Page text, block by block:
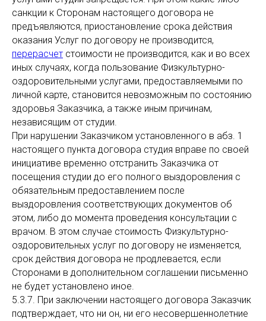
санкции к Сторонам настоящего договора не
предъявляются, приостановление срока действия
оказания Услуг по договору не производится,
перерасчет стоимости не производится, как и во всех
иных случаях, когда пользование Физкультурно-
оздоровительными услугами, предоставляемыми по
личной карте, становится невозможным по состоянию
здоровья Заказчика, а также иным причинам,
независящим от студии.
При нарушении Заказчиком установленного в абз. 1
настоящего пункта договора студия вправе по своей
инициативе временно отстранить Заказчика от
посещения студии до его полного выздоровления с
обязательным предоставлением после
выздоровления соответствующих документов об
этом, либо до момента проведения консультации с
врачом. В этом случае стоимость Физкультурно-
оздоровительных услуг по договору не изменяется,
срок действия договора не продлевается, если
Сторонами в дополнительном соглашении письменно
не будет установлено иное.
5.3.7. При заключении настоящего договора Заказчик
подтверждает, что ни он, ни его несовершеннолетние